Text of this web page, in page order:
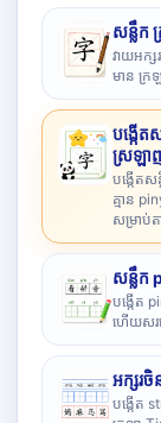
សន្លឹក
វាយអក្
មាន ក្រ
បង្កើត
ស្រឡា
បង្កើត
គ្មាន
សម្រាប់
សន្លឹក
បង្កើត
ហើយសរស
អក្សរ
បង្កើត